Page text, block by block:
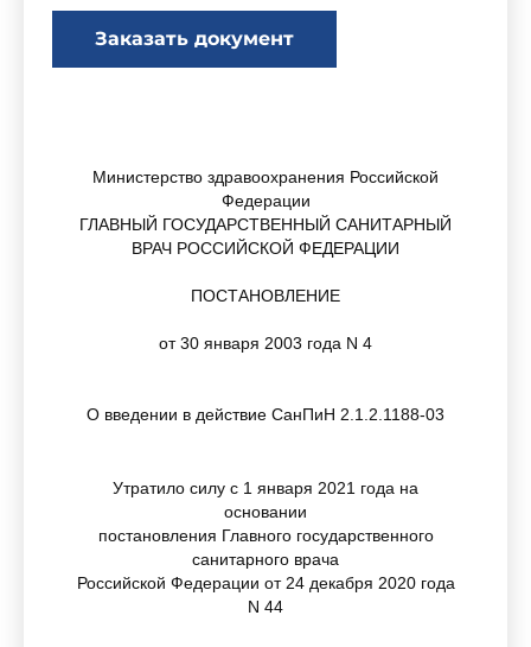
Заказать документ
Министерство здравоохранения Российской
Федерации
ГЛАВНЫЙ ГОСУДАРСТВЕННЫЙ САНИТАРНЫЙ
ВРАЧ РОССИЙСКОЙ ФЕДЕРАЦИИ
ПОСТАНОВЛЕНИЕ
от 30 января 2003 года N 4
О введении в действие СанПиН 2.1.2.1188-03
Утратило силу с 1 января 2021 года на
основании
постановления Главного государственного
санитарного врача
Российской Федерации от 24 декабря 2020 года
N 44